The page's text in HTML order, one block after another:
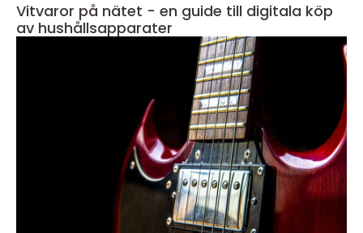
Vitvaror på nätet - en guide till digitala köp
av hushållsapparater